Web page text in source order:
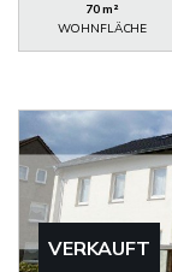
70 m²
WOHNFLÄCHE
VERKAUFT